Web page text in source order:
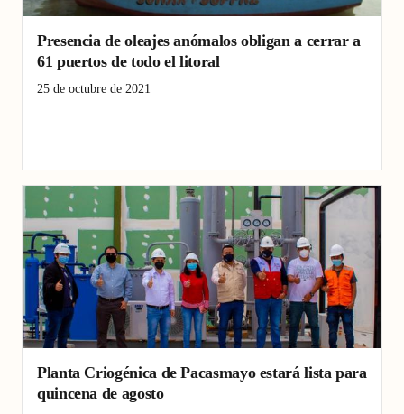
Presencia de oleajes anómalos obligan a cerrar a
61 puertos de todo el litoral
25 de octubre de 2021
Planta Criogénica de Pacasmayo estará lista para
quincena de agosto